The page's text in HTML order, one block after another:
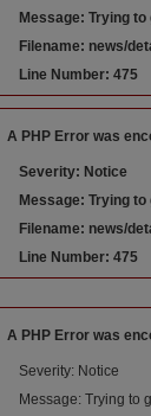
Message: Trying
Filename: news/
Line Number: 475
A PHP Error was
Severity: Notice
Message: Trying
Filename: news/
Line Number: 475
A PHP Error was
Severity: Notice
Message: Trying to